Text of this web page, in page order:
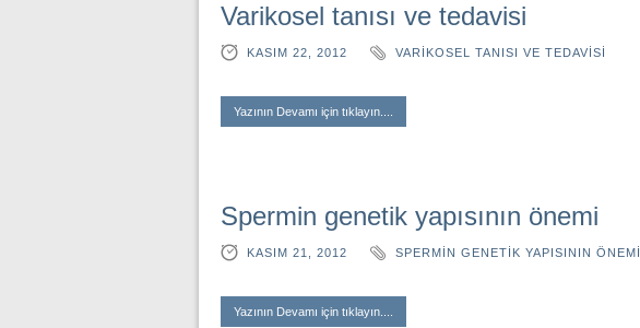
Varikosel tanısı ve tedavisi
KASIM 22, 2012 VARIKOSEL TANISI VE TEDAVISI
Yazının Devamı için tıklayın....
Spermin genetik yapısının önemi
KASIM 21, 2012 SPERMIN GENETIK YAPISININ ÖNEMI
Yazının Devamı için tıklayın....